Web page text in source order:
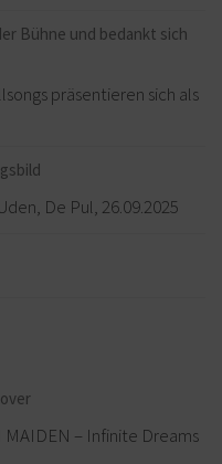
präsentieren sich als
De Pul, 26.09.2025
– Infinite Dreams